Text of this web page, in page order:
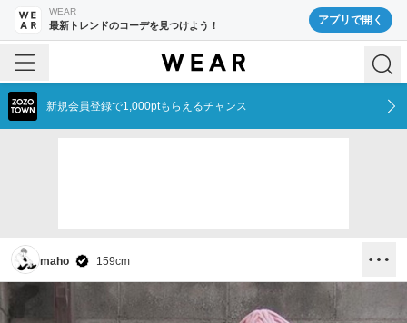
WEAR
最新トレンドのコーデを見つけよう！ アプリで開く
新規会員登録で1,000ptもらえるチャンス
maho 159cm